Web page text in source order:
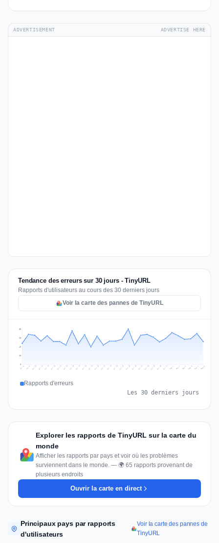
ADVERTISEMENT ADVERTISE HERE
Tendance des erreurs sur 30 jours - TinyURL
Rapports d'utilisateurs au cours des 30 derniers jours
Voir la carte des pannes de TinyURL
20
40
60
80
Jul 8 Jul 9 Jul 10 Jul 11 Jul 12 Jul 13 Jul 14 Jul 15 Jul 16 Jul 17 Jul 18 Jul 19 Jul 20 Jul 21 Jul 22 Jul 23 Jul 24 Jul 25 Jul 26 Jul 27 Jul 28 Jul 29 Jul 30 Jul 31 Aug 1 Aug 2 Aug 3 Aug 4 Aug 5 Aug 6
Rapports d'erreurs
Les 30 derniers jours
Explorer les rapports de TinyURL sur la carte du
monde
Afficher les rapports par pays et voir où les problèmes
surviennent dans le monde. — 🌍 65 rapports provenant de
plusieurs endroits
Ouvrir la carte en direct
Principaux pays par rapports
d'utilisateurs
Voir la carte des pannes de
TinyURL